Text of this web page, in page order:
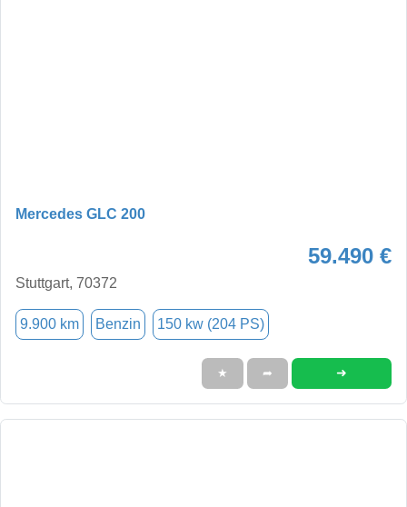
Mercedes GLC 200
59.490 €
Stuttgart, 70372
9.900 km Benzin 150 kw (204 PS)
★ ➦ ➜